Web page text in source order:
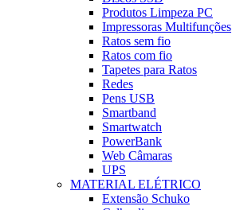
Produtos Limpeza PC
Impressoras Multifunções
Ratos sem fio
Ratos com fio
Tapetes para Ratos
Redes
Pens USB
Smartband
Smartwatch
PowerBank
Web Câmaras
UPS
MATERIAL ELÉTRICO
Extensão Schuko